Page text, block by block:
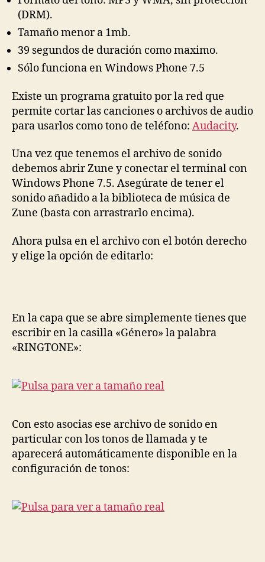
(DRM).
Tamaño menor a 1mb.
39 segundos de duración como maximo.
Sólo funciona en Windows Phone 7.5
Existe un programa gratuito por la red que
permite cortar las canciones o archivos de audio
para usarlos como tono de teléfono: Audacity.
Una vez que tenemos el archivo de sonido
debemos abrir Zune y conectar el terminal con
Windows Phone 7.5. Asegúrate de tener el
sonido añadido a la biblioteca de música de
Zune (basta con arrastrarlo encima).
Ahora pulsa en el archivo con el botón derecho
y elige la opción de editarlo:
En la capa que se abre simplemente tienes que
escribir en la casilla «Género» la palabra
«RINGTONE»:
Con esto asocias ese archivo de sonido en
particular con los tonos de llamada y te
aparecerá automáticamente disponible en la
configuración de tonos: